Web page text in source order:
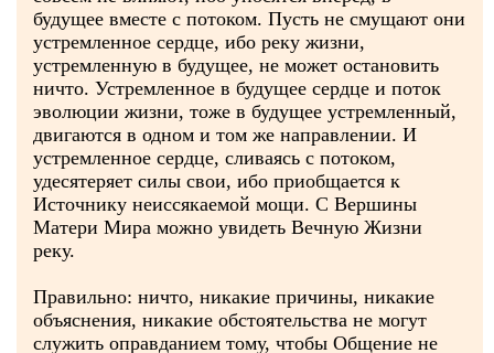
будущее вместе с потоком. Пусть не смущают они
устремленное сердце, ибо реку жизни,
устремленную в будущее, не может остановить
ничто. Устремленное в будущее сердце и поток
эволюции жизни, тоже в будущее устремленный,
двигаются в одном и том же направлении. И
устремленное сердце, сливаясь с потоком,
удесятеряет силы свои, ибо приобщается к
Источнику неиссякаемой мощи. С Вершины
Матери Мира можно увидеть Вечную Жизни
реку.
Правильно: ничто, никакие причины, никакие
объяснения, никакие обстоятельства не могут
служить оправданием тому, чтобы Общение не